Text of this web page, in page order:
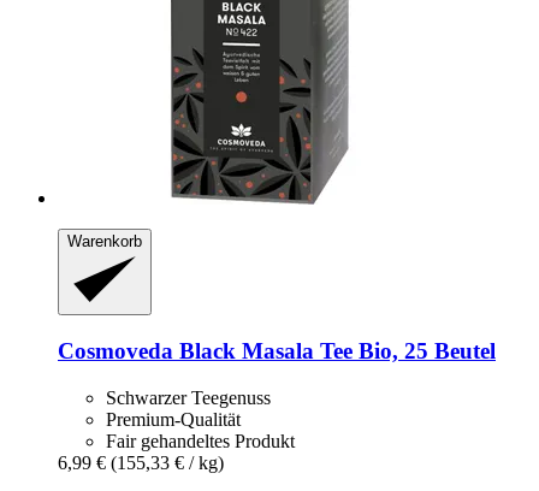
Warenkorb
Cosmoveda Black Masala Tee Bio, 25 Beutel
Schwarzer Teegenuss
Premium-Qualität
Fair gehandeltes Produkt
6,99 € (155,33 € / kg)